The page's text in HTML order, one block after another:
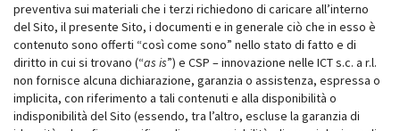
preventiva sui materiali che i terzi richiedono di caricare all’interno
del Sito, il presente Sito, i documenti e in generale ciò che in esso è
contenuto sono offerti “così come sono” nello stato di fatto e di
diritto in cui si trovano (“as is”) e CSP – innovazione nelle ICT s.c. a r.l.
non fornisce alcuna dichiarazione, garanzia o assistenza, espressa o
implicita, con riferimento a tali contenuti e alla disponibilità o
indisponibilità del Sito (essendo, tra l’altro, escluse la garanzia di